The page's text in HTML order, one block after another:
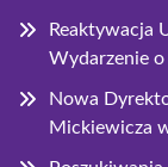
Reaktywacja
Wydarzenie o
Nowa
Mickiewicza